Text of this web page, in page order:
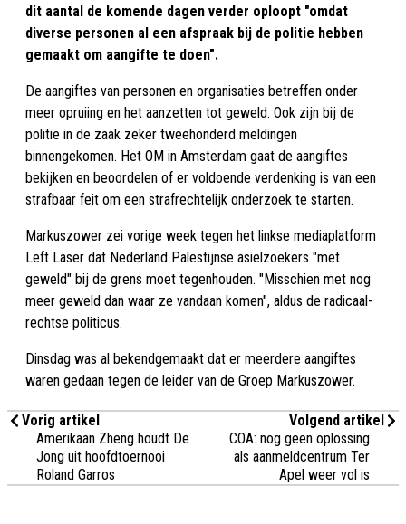
dit aantal de komende dagen verder oploopt "omdat
diverse personen al een afspraak bij de politie hebben
gemaakt om aangifte te doen".
De aangiftes van personen en organisaties betreffen onder
meer opruiing en het aanzetten tot geweld. Ook zijn bij de
politie in de zaak zeker tweehonderd meldingen
binnengekomen. Het OM in Amsterdam gaat de aangiftes
bekijken en beoordelen of er voldoende verdenking is van een
strafbaar feit om een strafrechtelijk onderzoek te starten.
Markuszower zei vorige week tegen het linkse mediaplatform
Left Laser dat Nederland Palestijnse asielzoekers "met
geweld" bij de grens moet tegenhouden. "Misschien met nog
meer geweld dan waar ze vandaan komen", aldus de radicaal-
rechtse politicus.
Dinsdag was al bekendgemaakt dat er meerdere aangiftes
waren gedaan tegen de leider van de Groep Markuszower.
Vorig artikel
Amerikaan Zheng houdt De
Jong uit hoofdtoernooi
Roland Garros
Volgend artikel
COA: nog geen oplossing
als aanmeldcentrum Ter
Apel weer vol is